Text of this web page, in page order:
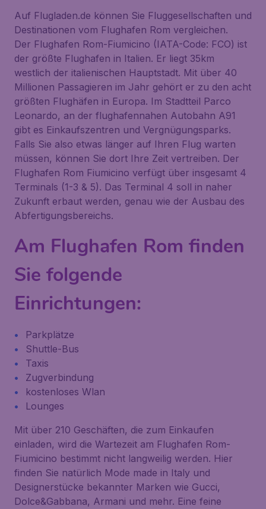
Auf Flugladen.de können Sie Fluggesellschaften und
Destinationen vom Flughafen Rom vergleichen.
Der Flughafen Rom-Fiumicino (IATA-Code: FCO) ist
der größte Flughafen in Italien. Er liegt 35km
westlich der italienischen Hauptstadt. Mit über 40
Millionen Passagieren im Jahr gehört er zu den acht
größten Flughäfen in Europa. Im Stadtteil Parco
Leonardo, an der flughafennahen Autobahn A91
gibt es Einkaufszentren und Vergnügungsparks.
Falls Sie also etwas länger auf Ihren Flug warten
müssen, können Sie dort Ihre Zeit vertreiben. Der
Flughafen Rom Fiumicino verfügt über insgesamt 4
Terminals (1-3 & 5). Das Terminal 4 soll in naher
Zukunft erbaut werden, genau wie der Ausbau des
Abfertigungsbereichs.
Am Flughafen Rom finden
Sie folgende
Einrichtungen:
Parkplätze
Shuttle-Bus
Taxis
Zugverbindung
kostenloses Wlan
Lounges
Mit über 210 Geschäften, die zum Einkaufen
einladen, wird die Wartezeit am Flughafen Rom-
Fiumicino bestimmt nicht langweilig werden. Hier
finden Sie natürlich Mode made in Italy und
Designerstücke bekannter Marken wie Gucci,
Dolce&Gabbana, Armani und mehr. Eine feine